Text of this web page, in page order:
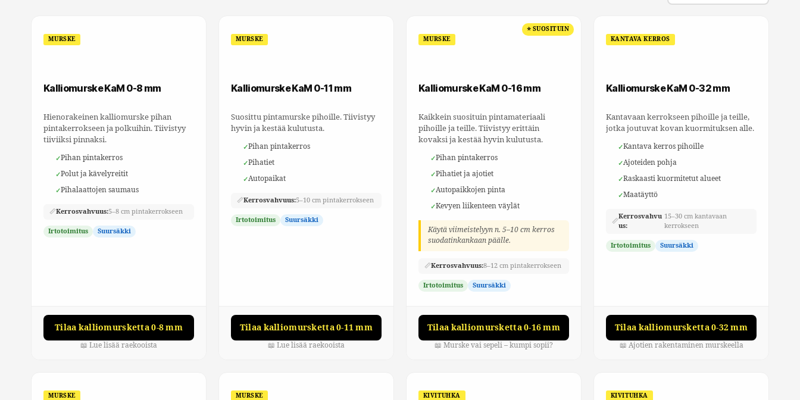
MURSKE
Kalliomurske KaM 0-8 mm
Hienorakeinen kalliomurske pihan
pintakerrokseen ja polkuihin. Tiivistyy
tiiviiksi pinnaksi.
Pihan pintakerros
Polut ja kävelyreitit
Pihalaattojen saumaus
📏Kerrosvahvuus:5–8 cm pintakerrokseen
Irtotoimitus Suursäkki
Tilaa kalliomursketta 0-8 mm
📖 Lue lisää raekooista
MURSKE
Kalliomurske KaM 0-11 mm
Suosittu pintamurske pihoille. Tiivistyy
hyvin ja kestää kulutusta.
Pihan pintakerros
Pihatiet
Autopaikat
📏Kerrosvahvuus:5–10 cm pintakerrokseen
Irtotoimitus Suursäkki
Tilaa kalliomursketta 0-11 mm
📖 Lue lisää raekooista
⭐ SUOSITUIN
MURSKE
Kalliomurske KaM 0-16 mm
Kaikkein suosituin pintamateriaali
pihoille ja teille. Tiivistyy erittäin
kovaksi ja kestää hyvin kulutusta.
Pihan pintakerros
Pihatiet ja ajotiet
Autopaikkojen pinta
Kevyen liikenteen väylät
Käytä viimeistelyyn n. 5–10 cm kerros
suodatinkankaan päälle.
📏Kerrosvahvuus:8–12 cm pintakerrokseen
Irtotoimitus Suursäkki
Tilaa kalliomursketta 0-16 mm
📖 Murske vai sepeli – kumpi sopii?
KANTAVA KERROS
Kalliomurske KaM 0-32 mm
Kantavaan kerrokseen pihoille ja teille,
jotka joutuvat kovan kuormituksen alle.
Kantava kerros pihoille
Ajoteiden pohja
Raskaasti kuormitetut alueet
Maatäyttö
📏
Kerrosvahvu
us:
15–30 cm kantavaan
kerrokseen
Irtotoimitus Suursäkki
Tilaa kalliomursketta 0-32 mm
📖 Ajotien rakentaminen murskeella
MURSKE MURSKE KIVITUHKA KIVITUHKA